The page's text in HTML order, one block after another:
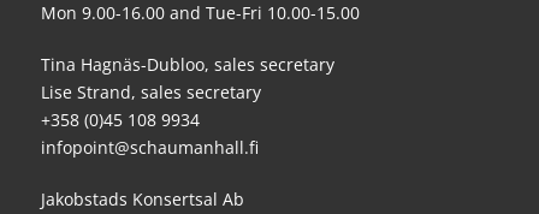
Mon 9.00-16.00 and Tue-Fri 10.00-15.00
Tina Hagnäs-Dubloo, sales secretary
Lise Strand, sales secretary
+358 (0)45 108 9934
infopoint@schaumanhall.fi
Jakobstads Konsertsal Ab